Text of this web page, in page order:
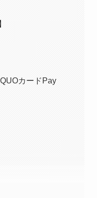
カードPay